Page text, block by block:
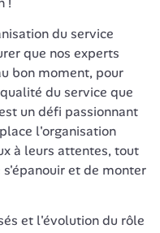
du service
que nos experts
bon moment, pour
du service que
un défi passionnant
l'organisation
à leurs attentes, tout
et de monter
et l'évolution du rôle